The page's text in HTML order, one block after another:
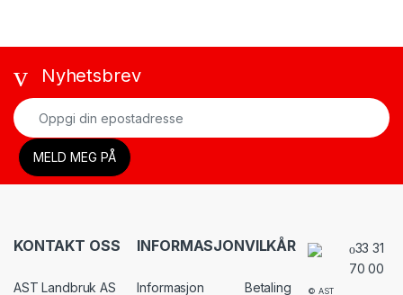
Nyhetsbrev
KONTAKT OSS
AST Landbruk AS
INFORMASJON
Informasjon
VILKÅR
Betaling © AST
33 31
70 00